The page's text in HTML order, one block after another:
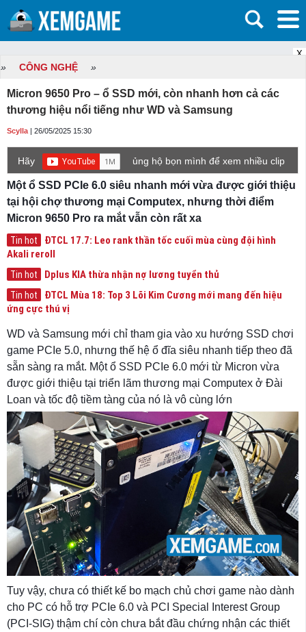
X
» CÔNG NGHỆ »
Micron 9650 Pro – ổ SSD mới, còn nhanh hơn cả các
thương hiệu nổi tiếng như WD và Samsung
Scylla | 26/05/2025 15:30
Hãy
ủng hộ bọn mình để xem nhiều clip
game mới hơn nhé!
Một ổ SSD PCIe 6.0 siêu nhanh mới vừa được giới thiệu
tại hội chợ thương mại Computex, nhưng thời điểm
Micron 9650 Pro ra mắt vẫn còn rất xa
Tin hot
ĐTCL 17.7: Leo rank thần tốc cuối mùa cùng đội hình
Akali reroll
Tin hot Dplus KIA thừa nhận nợ lương tuyển thủ
Tin hot
ĐTCL Mùa 18: Top 3 Lõi Kim Cương mới mang đến hiệu
ứng cực thú vị
WD và Samsung mới chỉ tham gia vào xu hướng SSD chơi
game PCIe 5.0, nhưng thế hệ ổ đĩa siêu nhanh tiếp theo đã
sẵn sàng ra mắt. Một ổ SSD PCIe 6.0 mới từ Micron vừa
được giới thiệu tại triển lãm thương mại Computex ở Đài
Loan và tốc độ tiềm tàng của nó là vô cùng lớn
Tuy vậy, chưa có thiết kế bo mạch chủ chơi game nào dành
cho PC có hỗ trợ PCIe 6.0 và PCI Special Interest Group
(PCI-SIG) thậm chí còn chưa bắt đầu chứng nhận các thiết